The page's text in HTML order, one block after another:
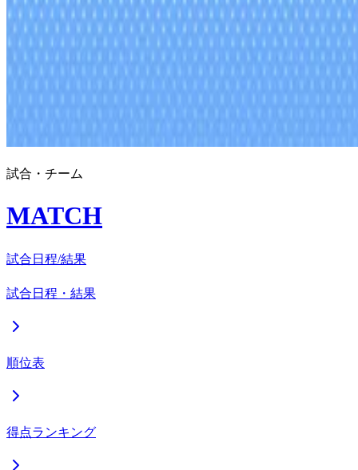
試合・チーム
MATCH
試合日程/結果
試合日程・結果
順位表
得点ランキング